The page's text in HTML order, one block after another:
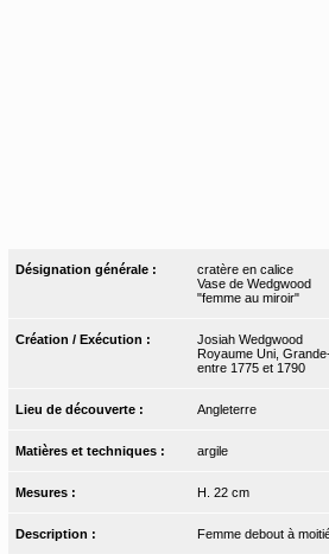
Désignation générale :
cratère en calice
Vase de Wedgwood
"femme au miroir"
Création / Exécution :
Josiah Wedgwood
Royaume Uni,
entre 1775 et 1790
Lieu de découverte : Angleterre
Matières et techniques : argile
Mesures : H. 22 cm
Description : Femme debout à